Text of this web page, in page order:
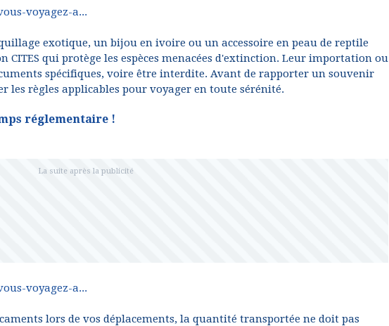
voyagez-a...
exotique, un bijou en ivoire ou un accessoire en peau de reptile
qui protège les espèces menacées d'extinction. Leur importation ou
spécifiques, voire être interdite. Avant de rapporter un souvenir
règles applicables pour voyager en toute sérénité.
réglementaire !
voyagez-a...
lors de vos déplacements, la quantité transportée ne doit pas